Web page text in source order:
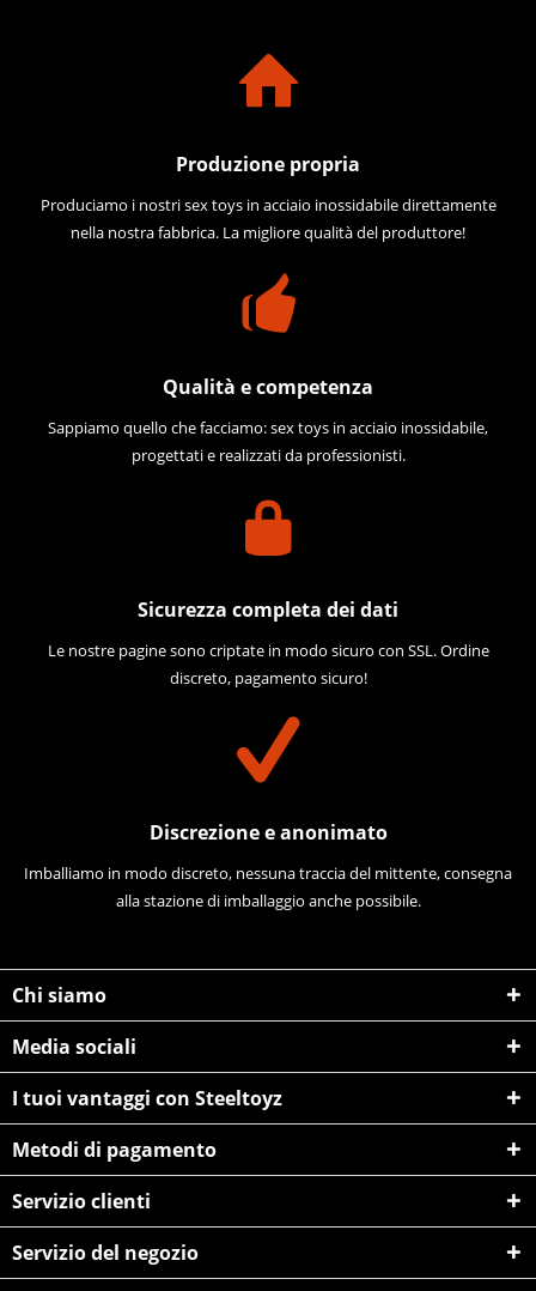
Produzione propria
Produciamo i nostri sex toys in acciaio inossidabile direttamente
nella nostra fabbrica. La migliore qualità del produttore!
Qualità e competenza
Sappiamo quello che facciamo: sex toys in acciaio inossidabile,
progettati e realizzati da professionisti.
Sicurezza completa dei dati
Le nostre pagine sono criptate in modo sicuro con SSL. Ordine
discreto, pagamento sicuro!
Discrezione e anonimato
Imballiamo in modo discreto, nessuna traccia del mittente, consegna
alla stazione di imballaggio anche possibile.
Chi siamo
Media sociali
I tuoi vantaggi con Steeltoyz
Metodi di pagamento
Servizio clienti
Servizio del negozio